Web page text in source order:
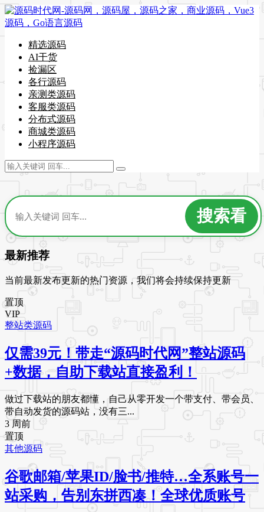
精选源码
AI干货
捡漏区
各行源码
亲测类源码
客服类源码
分布式源码
商城类源码
小程序源码
最新推荐
当前最新发布更新的热门资源，我们将会持续保持更新
置顶
VIP
整站类源码
仅需39元！带走“源码时代网”整站源码
+数据，自助下载站直接盈利！
做过下载站的朋友都懂，自己从零开发一个带支付、带会员、
带自动发货的源码站，没有三...
3 周前
置顶
其他源码
谷歌邮箱/苹果ID/脸书/推特…全系账号一
站采购，告别东拼西凑！全球优质账号